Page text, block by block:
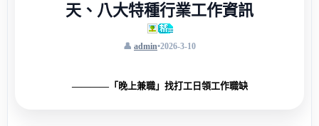
天、八大特種行業工作資訊
admin•2026-3-10
————「晚上兼職」找打工日領工作職缺